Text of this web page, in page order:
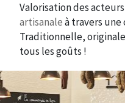
Valorisation des
artisanaleà travers une
Traditionnelle,
tous les goûts !